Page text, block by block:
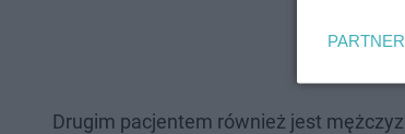
Drugim pacjentem również jest